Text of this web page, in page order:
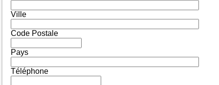
Ville
Code Postale
Pays
Téléphone